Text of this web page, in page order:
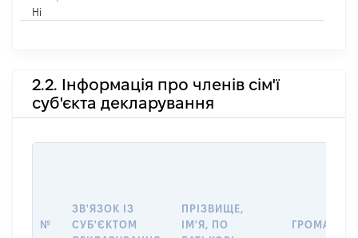
Ні
2.2. Інформація про членів сім'ї
суб'єкта декларування
№
ЗВ'ЯЗОК ІЗ
СУБ'ЄКТОМ
ПРІЗВИЩЕ,
ІМ'Я, ПО